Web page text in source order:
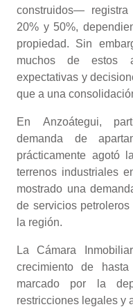
construidos—
20% y 50%,
propiedad. Sin
muchos de estos
expectativas y
que a una
En Anzoátegui,
demanda de
prácticamente agotó
terrenos industriales
mostrado una
de servicios
la región.
La Cámara
crecimiento de
marcado por la
restricciones legales y